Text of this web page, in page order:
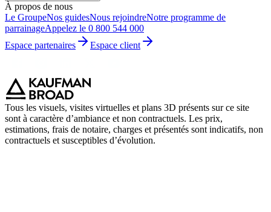
À propos de nous
Le GroupeNos guidesNous rejoindreNotre programme de
parrainageAppelez le 0 800 544 000
Espace partenaires
Espace client
Tous les visuels, visites virtuelles et plans 3D présents sur ce site
sont à caractère d’ambiance et non contractuels. Les prix,
estimations, frais de notaire, charges et présentés sont indicatifs, non
contractuels et susceptibles d’évolution.